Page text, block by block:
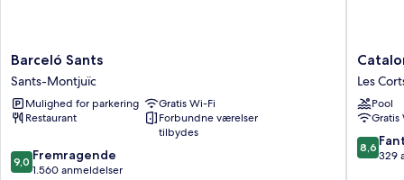
Barceló
Sants
Sants-
Montjuïc
Barceló Sants
Sants-Montjuïc
Mulighed for parkering
Gratis Wi-Fi
Restaurant
Forbundne værelser
tilbydes
9.0
ud
9,0 Fremragende
1.560 anmeldelser
Hotel
Les
Corts
Les
Pool
Gratis
8.6
ud
8,6
329